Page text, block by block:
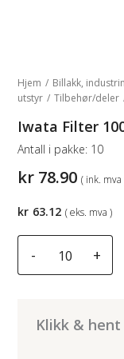
Hjem / Billakk,
utstyr / Tilbehør/deler
Iwata Filter
kr 78.90 ( ink. mva
Antall i pakke: 10
-
Yellow
+
Klikk & hent
kr 63.12 ( eks. mva )